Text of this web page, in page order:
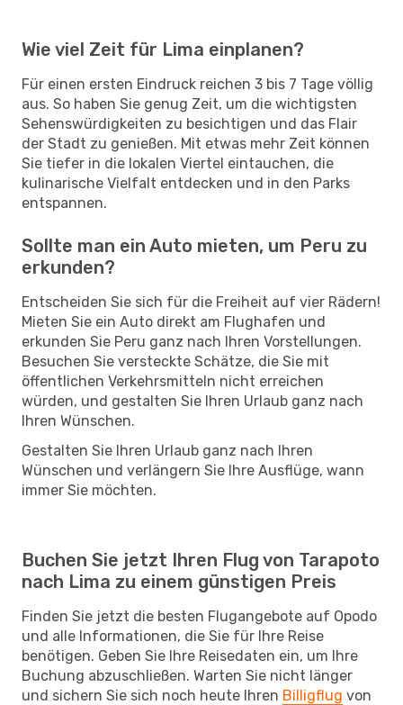
Wie viel Zeit für Lima einplanen?
Für einen ersten Eindruck reichen 3 bis 7 Tage völlig
aus. So haben Sie genug Zeit, um die wichtigsten
Sehenswürdigkeiten zu besichtigen und das Flair
der Stadt zu genießen. Mit etwas mehr Zeit können
Sie tiefer in die lokalen Viertel eintauchen, die
kulinarische Vielfalt entdecken und in den Parks
entspannen.
Sollte man ein Auto mieten, um Peru zu
erkunden?
Entscheiden Sie sich für die Freiheit auf vier Rädern!
Mieten Sie ein Auto direkt am Flughafen und
erkunden Sie Peru ganz nach Ihren Vorstellungen.
Besuchen Sie versteckte Schätze, die Sie mit
öffentlichen Verkehrsmitteln nicht erreichen
würden, und gestalten Sie Ihren Urlaub ganz nach
Ihren Wünschen.
Gestalten Sie Ihren Urlaub ganz nach Ihren
Wünschen und verlängern Sie Ihre Ausflüge, wann
immer Sie möchten.
Buchen Sie jetzt Ihren Flug von Tarapoto
nach Lima zu einem günstigen Preis
Finden Sie jetzt die besten Flugangebote auf Opodo
und alle Informationen, die Sie für Ihre Reise
benötigen. Geben Sie Ihre Reisedaten ein, um Ihre
Buchung abzuschließen. Warten Sie nicht länger
und sichern Sie sich noch heute Ihren Billigflug von